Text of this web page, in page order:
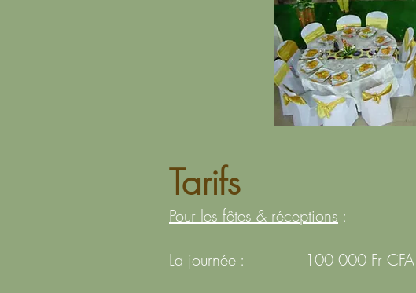
Tarifs
Pour les fêtes & réceptions :
La journée : 100 000 Fr CFA